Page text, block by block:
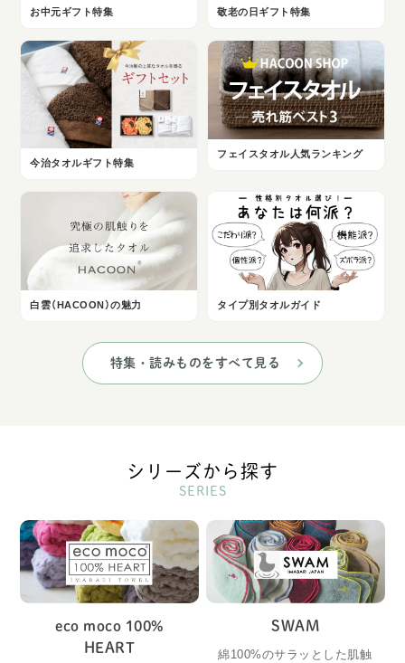
お中元ギフト特集 敬老の日ギフト特集
今治タオルギフト特集
フェイスタオル人気ランキング
白雲（HACOON）の魅力 タイプ別タオルガイド
特集・読みものをすべて見る
シリーズから探す
SERIES
eco moco 100%
HEART
SWAM
綿100%のサラッとした肌触